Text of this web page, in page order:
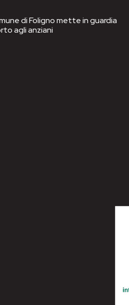
di Foligno mette in guardia
agli anziani